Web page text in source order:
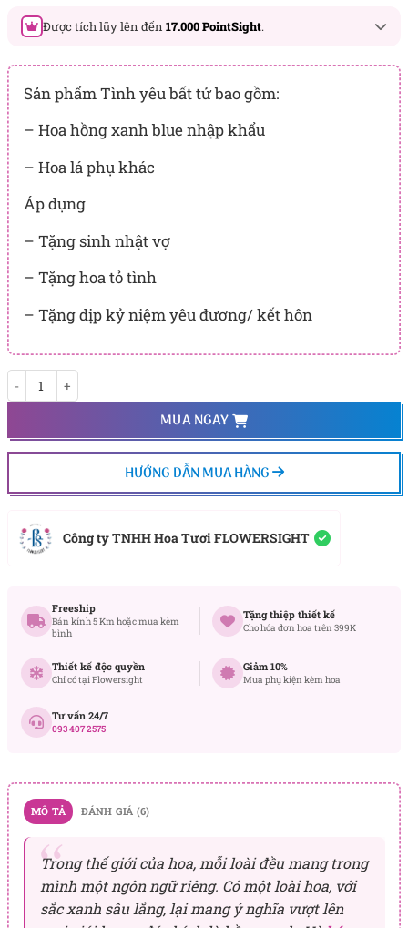
Được tích lũy lên đến 17.000 PointSight.
Đây là số PointSight ước tính bạn sẽ được tích lũy khi mua
sản phẩm hôm nay, tương ứng với quyền lợi hạng
PointSight có giá trị dùng để trừ trực tiếp vào đơn hàng hoặc
đổi quà tặng ưu đãi tại Flowersight.
Đăng nhập
chính xác nhất dành cho bạn.
Sản phẩm Tình yêu bất tử bao gồm:
– Hoa hồng xanh blue nhập khẩu
– Hoa lá phụ khác
Áp dụng
– Tặng sinh nhật vợ
– Tặng hoa tỏ tình
– Tặng dịp kỷ niệm yêu đương/ kết hôn
MUA NGAY
HƯỚNG DẪN MUA HÀNG
Công ty TNHH Hoa Tươi FLOWERSIGHT
Freeship
Bán kính 5 Km hoặc mua kèm
bình
Tặng thiệp thiết kế
Cho hóa đơn hoa trên 399K
Thiết kế độc quyền
Chỉ có tại Flowersight
Giảm 10%
Mua phụ kiện kèm hoa
Tư vấn 24/7
093 407 2575
MÔ TẢ ĐÁNH GIÁ (6)
Trong thế giới của hoa, mỗi loài đều mang trong
mình một ngôn ngữ riêng. Có một loài hoa, với
sắc xanh sâu lắng, lại mang ý nghĩa vượt lên